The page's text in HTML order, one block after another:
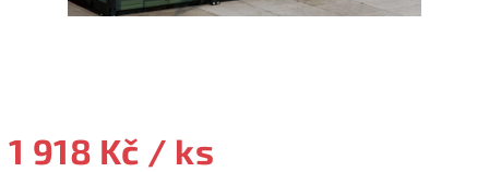
1 918 Kč / ks